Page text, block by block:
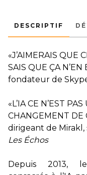
DESCRIPTIF
«J’AIMERAIS QUE
SAIS QUE ÇA
fondateur de
«L’IA CE N’EST
CHANGEMENT DE
dirigeant de Mirakl,
Les Échos
Depuis 2013,